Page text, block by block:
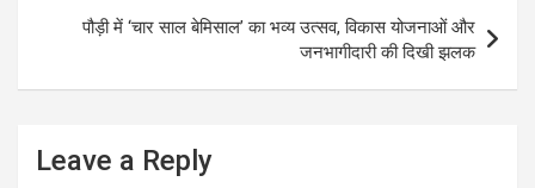
p
k
पौड़ी में ‘चार साल बेमिसाल’ का भव्य उत्सव, विकास योजनाओं और
जनभागीदारी की दिखी झलक
Leave a Reply